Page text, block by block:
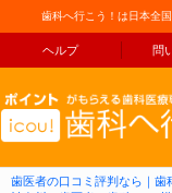
歯科へ行こう！は日本全
ヘルプ 問
歯医者の口コミ評判なら｜歯